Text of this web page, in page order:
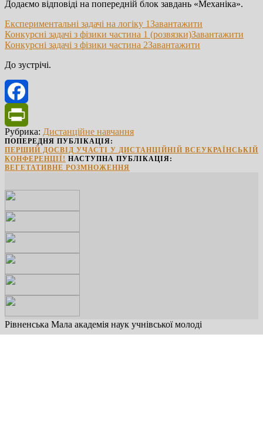
Додаємо відповіді на попередній блок завдань «Механіка».
Експериментальні задачі на логiку 1Завантажити
Конкурснi задачі з фізики частина 1 (розвязки)Завантажити
Конкурснi задачi з фізики частина 2Завантажити
До зустрічі.
Facebook
PrintFriendly
Рубрика: Дистанційне навчання
ПОПЕРЕДНЯ ПУБЛІКАЦІЯ:
ПЕРШИЙ ДОСВІД УЧАСТІ У ДИСТАНЦІЙНІЙ ВСЕУКРАЇНСЬКІЙ
КОНФЕРЕНЦІЇ! НАСТУПНА ПУБЛІКАЦІЯ:
ВЕГЕТАТИВНЕ РОЗМНОЖЕННЯ
Рівненська Мала академія наук учнівської молоді